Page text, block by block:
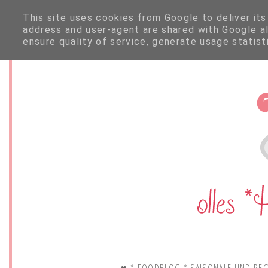
This site uses cookies from Google to deliver
address and user-agent are shared with
ensure quality of service, generate usage